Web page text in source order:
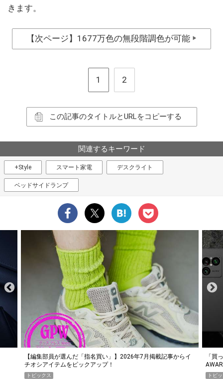
きます。
【次ページ】1677万色の無段階調色が可能 ▶
1 2
この記事のタイトルとURLをコピーする
関連するキーワード
+Style スマート家電 デスクライト
ベッドサイドランプ
「買って損なし」の極上スマホ5選【GoodsPress 2026上半期
AWARD】
トピックス
薄着
PR